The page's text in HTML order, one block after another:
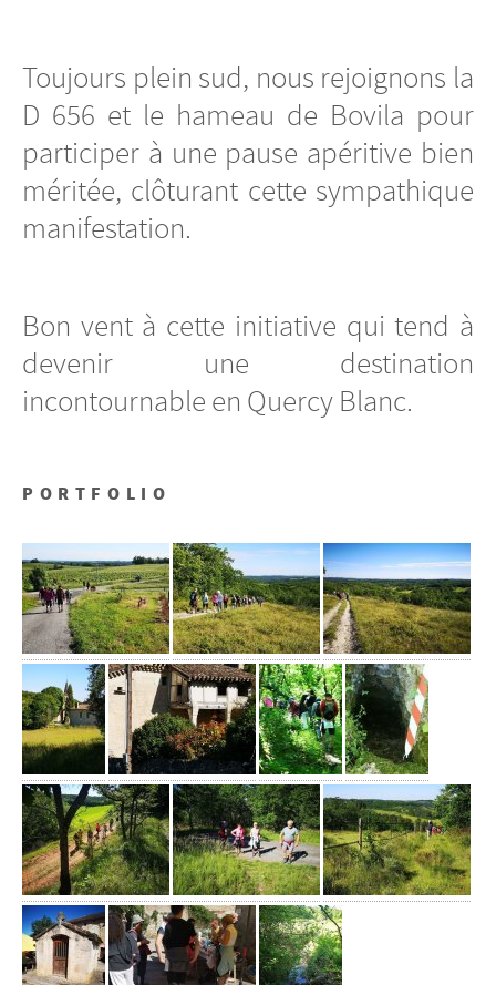
Toujours plein sud, nous rejoignons la
D 656 et le hameau de Bovila pour
participer à une pause apéritive bien
méritée, clôturant cette sympathique
manifestation.
Bon vent à cette initiative qui tend à
devenir une destination
incontournable en Quercy Blanc.
PORTFOLIO